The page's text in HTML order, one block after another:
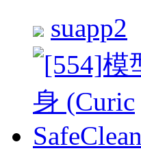
suapp2